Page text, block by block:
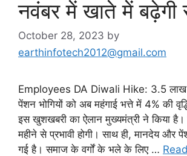
नवंबर में खाते में बढ़ेगी
October 28, 2023 by
earthinfotech2012@gmail.com
Employees DA Diwali Hike: 3.5 लाख
पेंशन भोगियों को अब महंगाई भत्ते में 4% की
इस खुशखबरी का ऐलान मुख्यमंत्री ने किया है।
महीने से प्रभावी होगी। साथ ही, मानदेय और
गई है। समाज के वर्गों के भले के लिए …